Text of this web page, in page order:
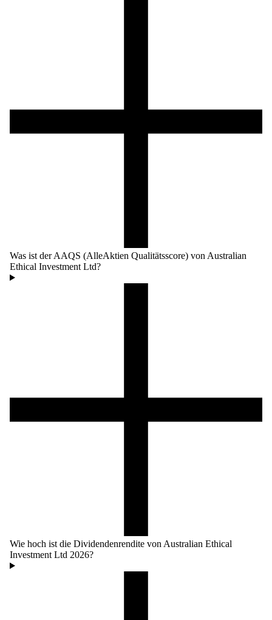
Was ist der AAQS (AlleAktien Qualitätsscore) von Australian
Ethical Investment Ltd?
Wie hoch ist die Dividendenrendite von Australian Ethical
Investment Ltd 2026?